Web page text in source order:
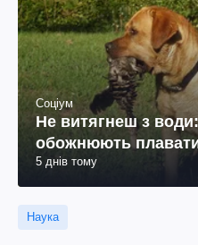
Соціум
Не витягнеш з
обожнюють
5 днів тому
Наука